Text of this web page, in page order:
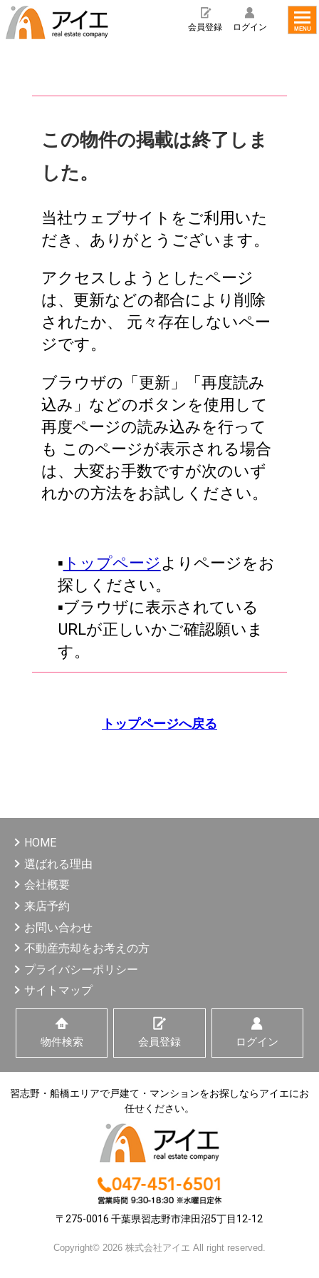
MENU
会員登録 ログイン
この物件の掲載は終了しま
した。
当社ウェブサイトをご利用いた
だき、ありがとうございます。
アクセスしようとしたページ
は、更新などの都合により削除
されたか、
元々存在しないペー
ジです。
ブラウザの「更新」「再度読み
込み」などのボタンを使用して
再度ページの読み込みを行って
も このページが表示される場合
は、大変お手数ですが次のいず
れかの方法をお試しください。
▪️ トップページよりページをお
探しください。
▪️ブラウザに表示されている
URLが正しいかご確認願いま
す。
トップページへ戻る
HOME
選ばれる理由
会社概要
来店予約
お問い合わせ
不動産売却をお考えの方
プライバシーポリシー
サイトマップ
物件検索 会員登録 ログイン
習志野・船橋エリアで戸建て・マンションをお探しならアイエにお
任せください。
〒275-0016 千葉県習志野市津田沼5丁目12-12
Copyright© 2026 株式会社アイエ All right reserved.